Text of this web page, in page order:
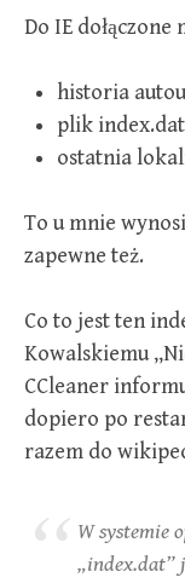
Do IE
historia
plik index.dat
ostatnia
To u mnie
zapewne też.
Co to jest ten
Kowalskiemu
CCleaner
dopiero po
razem do
W systemie
„index.dat”